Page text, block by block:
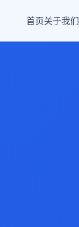
首页关于我们